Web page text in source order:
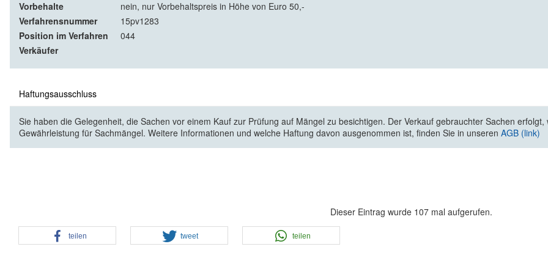
Vorbehalte
nein, nur Vorbehaltspreis in Höhe von Euro 50,-
Verfahrensnummer
15pv1283
Position im Verfahren
044
Verkäufer
Haftungsausschluss
Sie haben die Gelegenheit, die Sachen vor einem Kauf zur Prüfung auf Mängel zu besichtigen. Der Verkauf gebrauchter Sachen
Gewährleistung für Sachmängel. Weitere Informationen und welche Haftung davon ausgenommen ist, finden Sie in unseren AGB (link)
Dieser Eintrag wurde 107 mal aufgerufen.
teilen tweet teilen